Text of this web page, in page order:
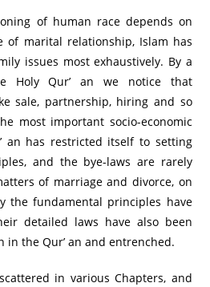
of human race depends on
of marital relationship, Islam has
issues most exhaustively. By a
Holy Qur’ an we notice that
sale, partnership, hiring and so
most important socio-economic
an has restricted itself to setting
and the bye-laws are rarely
of marriage and divorce, on
the fundamental principles have
detailed laws have also been
in the Qur’ an and entrenched.
in various Chapters, and